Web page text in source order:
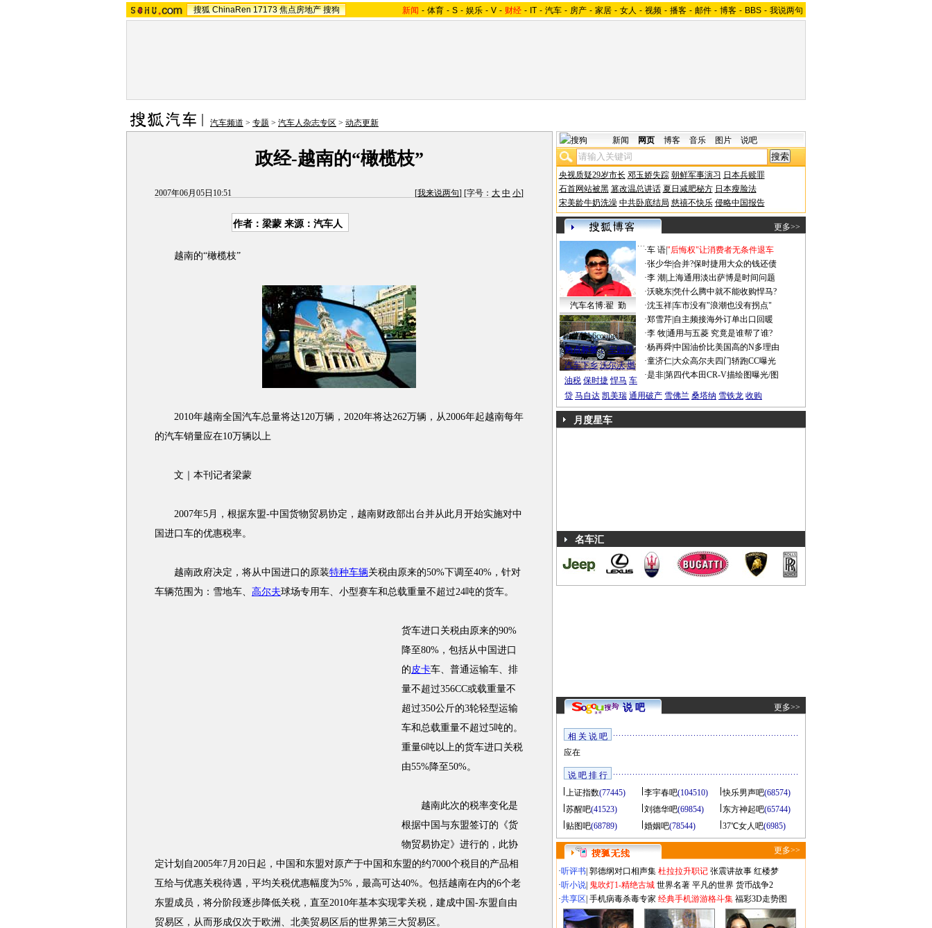
搜狐 ChinaRen 17173 焦点房地产 搜狗 新闻 - 体育 - S - 娱乐 - V - 财经 - IT - 汽车 - 房产 - 家居 - 女人 - 视频 - 播客 - 邮件 - 博客 - BBS - 我说两句
汽车频道 > 专题 > 汽车人杂志专区 > 动态更新
政经-越南的“橄榄枝”
2007年06月05日10:51 [我来说两句] [字号： 大 中 小]
作者：梁蒙 来源：汽车人
越南的“橄榄枝”
2010年越南全国汽车总量将达120万辆，2020年将达262万辆，从2006年起越南每年
的汽车销量应在10万辆以上
文｜本刊记者梁蒙
2007年5月，根据东盟-中国货物贸易协定，越南财政部出台并从此月开始实施对中
国进口车的优惠税率。
越南政府决定，将从中国进口的原装特种车辆关税由原来的50%下调至40%，针对
车辆范围为：雪地车、 高尔夫球场专用车、小型赛车和总载重量不超过24吨的货车。
货车进口关税由原来的90%
降至80%，包括从中国进口
的皮卡车、普通运输车、排
量不超过356CC或载重量不
超过350公斤的3轮轻型运输
车和总载重量不超过5吨的。
重量6吨以上的货车进口关税
由55%降至50%。
越南此次的税率变化是
根据中国与东盟签订的《货
物贸易协定》进行的，此协
定计划自2005年7月20日起，中国和东盟对原产于中国和东盟的约7000个税目的产品相
互给与优惠关税待遇，平均关税优惠幅度为5%，最高可达40%。包括越南在内的6个老
东盟成员，将分阶段逐步降低关税，直至2010年基本实现零关税，建成中国-东盟自由
贸易区，从而形成仅次于欧洲、北美贸易区后的世界第三大贸易区。
新闻 网页 博客 音乐 图片 说吧
央视质疑29岁市长 邓玉娇失踪 朝鲜军事演习 日本兵赎罪
石首网站被黑 篡改温总讲话 夏日减肥秘方 日本瘦脸法
宋美龄牛奶洗澡 中共卧底结局 慈禧不快乐 侵略中国报告
更多>>
汽车名博:翟 勤
帕萨特b6coupe谍照
·车 语|"后悔权"让消费者无条件退车
·张少华|合并?保时捷用大众的钱还债
·李 潮 上海通用淡出萨博是时间问题
·沃晓东|凭什么腾中就不能收购悍马?
·沈玉祥|车市没有"浪潮也没有拐点"
·郑雪芹| 自主频接海外订单出口回暖
·李 牧|通用与五菱 究竟是谁帮了谁?
·杨再舜|中国油价比美国高的N多理由
·童济仁|大众高尔夫四门轿跑CC曝光
·是非|第四代本田CR-V描绘图曝光/图
热点标签： 车船税
汽车下乡 沃尔沃 燃
油税 保时捷 悍马 车
贷 马自达 凯美瑞 通用破产 雪佛兰 桑塔纳 雪铁龙 收购
月度星车
名车汇
说 吧 更多>>
相 关 说 吧
应在
说 吧 排 行
上证指数(77445) 李宇春吧(104510) 快乐男声吧(68574)
苏醒吧(41523) 刘德华吧(69854) 东方神起吧(65744)
贴图吧(68789) 婚姻吧(78544) 37℃女人吧(6985)
更多>>
·听评书 郭德纲对口相声集 杜拉拉升职记 张震讲故事 红楼梦
·听小说 鬼吹灯1-精绝古城 世界名著 平凡的世界 货币战争2
·共享区 手机病毒杀毒专家 经典手机游游格斗集 福彩3D走势图